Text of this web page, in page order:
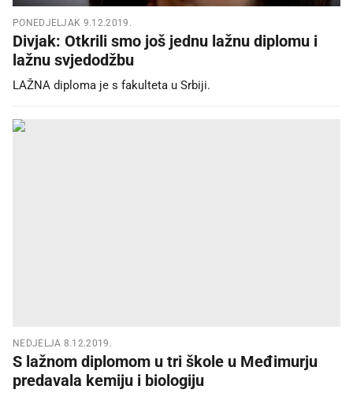
PONEDJELJAK 9.12.2019.
Divjak: Otkrili smo još jednu lažnu diplomu i
lažnu svjedodžbu
LAŽNA diploma je s fakulteta u Srbiji.
NEDJELJA 8.12.2019.
S lažnom diplomom u tri škole u Međimurju
predavala kemiju i biologiju